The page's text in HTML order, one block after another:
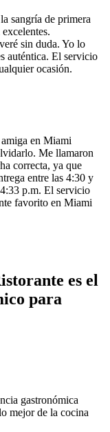
sangría de primera
sin duda. Yo lo
auténtica. El servicio
ocasión.
en Miami
Me llamaron
correcta, ya que
entre las 4:30 y
p.m. El servicio
favorito en Miami
es el
para
gastronómica
mejor de la cocina